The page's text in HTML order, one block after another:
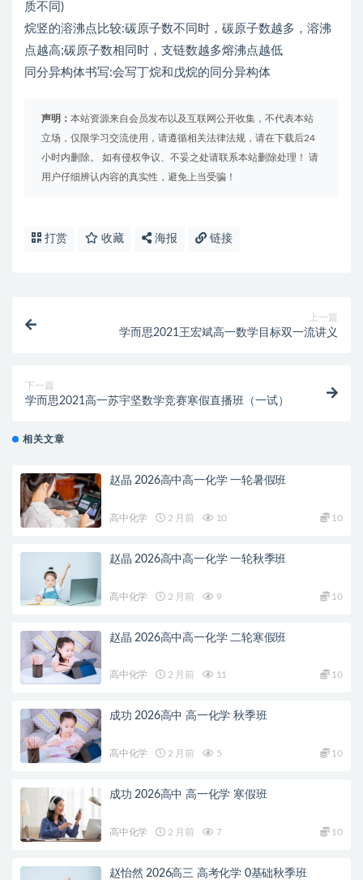
质不同)
烷竖的溶沸点比较:碳原子数不同时，碳原子数越多，溶沸
点越高;碳原子数相同时，支链数越多熔沸点越低
同分异构体书写:会写丁烷和戊烷的同分异构体
声明： 本站资源来自会员发布以及互联网公开收集，不代表本站
立场，仅限学习交流使用，请遵循相关法律法规，请在下载后24
小时内删除。 如有侵权争议、不妥之处请联系本站删除处理！ 请
用户仔细辨认内容的真实性，避免上当受骗！
打赏 收藏 海报 链接
上一篇
学而思2021王宏斌高一数学目标双一流讲义
下一篇
学而思2021高一苏宇坚数学竞赛寒假直播班（一试）
相关文章
赵晶 2026高中高一化学 一轮暑假班
高中化学 2 月前 10 10
赵晶 2026高中高一化学 一轮秋季班
高中化学 2 月前 9 10
赵晶 2026高中高一化学 二轮寒假班
高中化学 2 月前 11 10
成功 2026高中 高一化学 秋季班
高中化学 2 月前 5 10
成功 2026高中 高一化学 寒假班
高中化学 2 月前 7 10
赵怡然 2026高三 高考化学 0基础秋季班